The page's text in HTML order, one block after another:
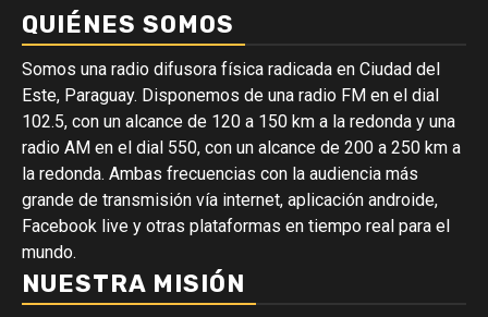
QUIÉNES SOMOS
Somos una radio difusora física radicada en Ciudad del
Este, Paraguay. Disponemos de una radio FM en el dial
102.5, con un alcance de 120 a 150 km a la redonda y una
radio AM en el dial 550, con un alcance de 200 a 250 km a
la redonda. Ambas frecuencias con la audiencia más
grande de transmisión vía internet, aplicación androide,
Facebook live y otras plataformas en tiempo real para el
mundo.
NUESTRA MISIÓN